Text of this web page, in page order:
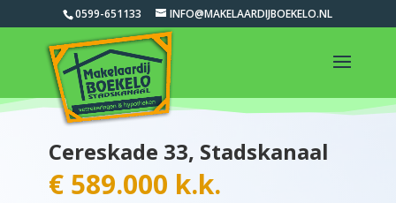
0599-651133 INFO@MAKELAARDIJBOEKELO.NL
Cereskade 33, Stadskanaal
€ 589.000 k.k.